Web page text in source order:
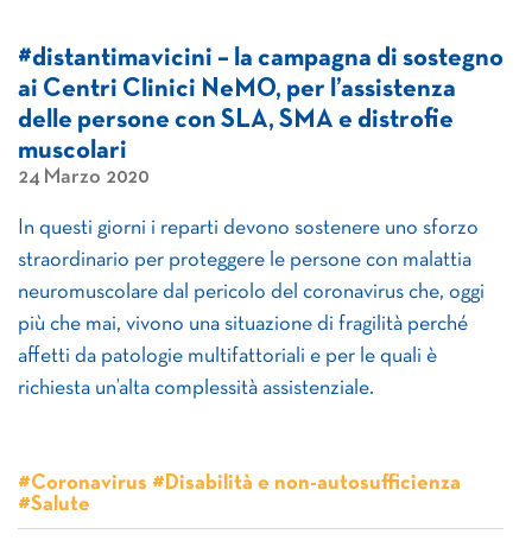
#distantimavicini – la campagna di sostegno
ai Centri Clinici NeMO, per l’assistenza
delle persone con SLA, SMA e distrofie
muscolari
24 Marzo 2020
In questi giorni i reparti devono sostenere uno sforzo
straordinario per proteggere le persone con malattia
neuromuscolare dal pericolo del coronavirus che, oggi
più che mai, vivono una situazione di fragilità perché
affetti da patologie multifattoriali e per le quali è
richiesta un’alta complessità assistenziale.
#Coronavirus #Disabilità e non-autosufficienza
#Salute